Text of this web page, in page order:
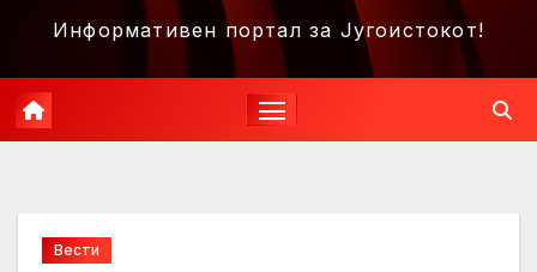
Информативен портал за Југоистокот!
Вести